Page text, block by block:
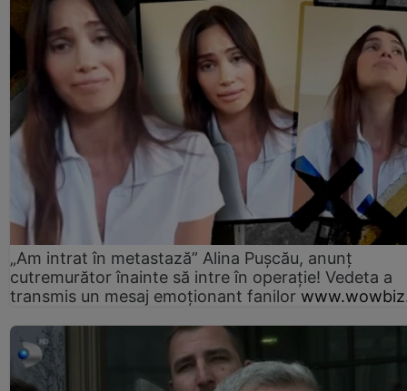
„Am intrat în metastază” Alina Pușcău, anunț
cutremurător înainte să intre în operație! Vedeta a
transmis un mesaj emoționant fanilor